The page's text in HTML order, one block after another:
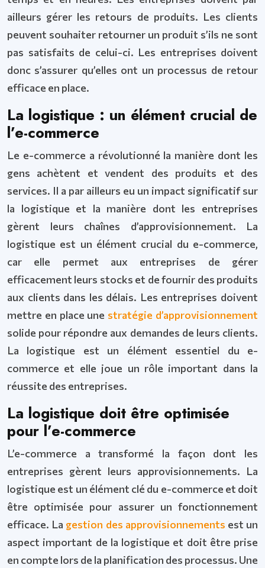
ailleurs gérer les retours de produits. Les clients
peuvent souhaiter retourner un produit s’ils ne sont
pas satisfaits de celui-ci. Les entreprises doivent
donc s’assurer qu’elles ont un processus de retour
efficace en place.
La logistique : un élément crucial de
l’e-commerce
Le e-commerce a révolutionné la manière dont les
gens achètent et vendent des produits et des
services. Il a par ailleurs eu un impact significatif sur
la logistique et la manière dont les entreprises
gèrent leurs chaînes d’approvisionnement. La
logistique est un élément crucial du e-commerce,
car elle permet aux entreprises de gérer
efficacement leurs stocks et de fournir des produits
aux clients dans les délais. Les entreprises doivent
mettre en place une stratégie d’approvisionnement
solide pour répondre aux demandes de leurs clients.
La logistique est un élément essentiel du e-
commerce et elle joue un rôle important dans la
réussite des entreprises.
La logistique doit être optimisée
pour l’e-commerce
L’e-commerce a transformé la façon dont les
entreprises gèrent leurs approvisionnements. La
logistique est un élément clé du e-commerce et doit
être optimisée pour assurer un fonctionnement
efficace. La gestion des approvisionnements est un
aspect important de la logistique et doit être prise
en compte lors de la planification des processus. Une